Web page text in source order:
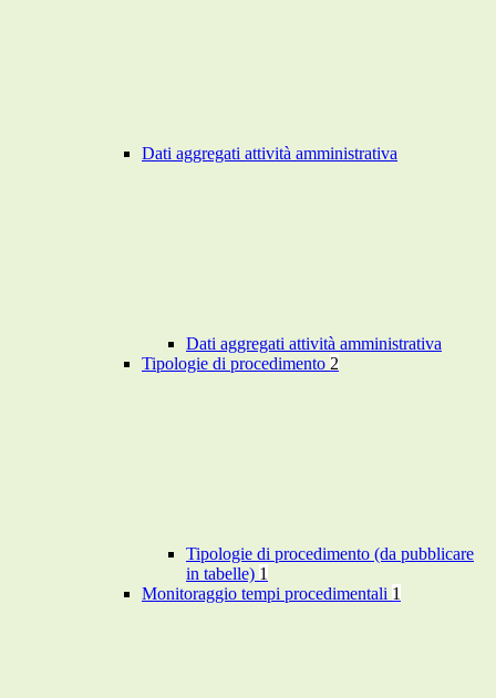
Dati aggregati attività amministrativa
Dati aggregati attività amministrativa
Tipologie di procedimento 2
Tipologie di procedimento (da pubblicare
in tabelle) 1
Monitoraggio tempi procedimentali 1